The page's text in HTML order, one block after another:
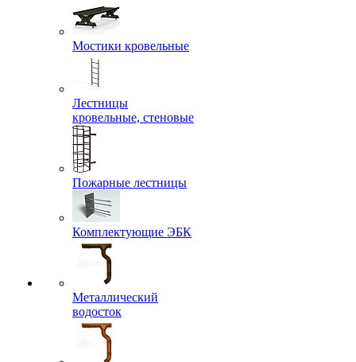
Мостики кровельные
Лестницы
кровельные, стеновые
Пожарные лестницы
Комплектующие ЭБК
Металлический
водосток